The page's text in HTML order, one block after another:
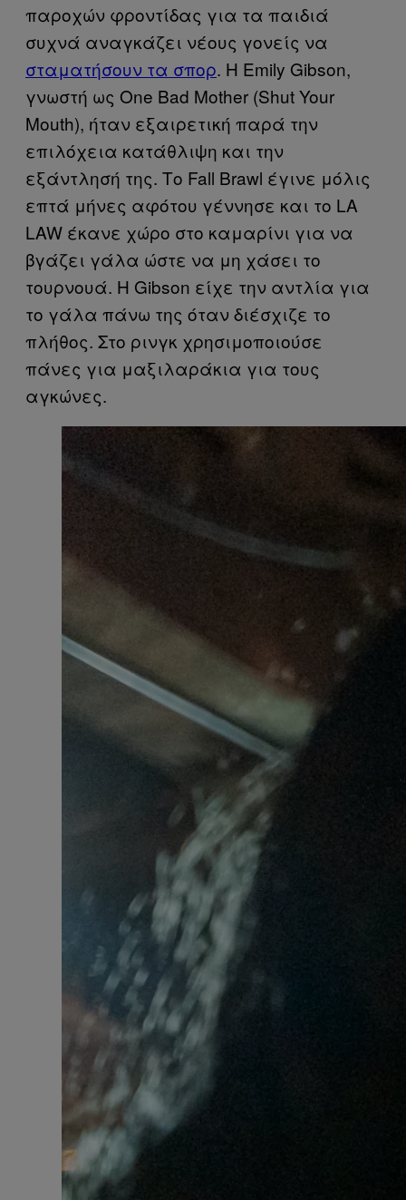
παροχών φροντίδας για τα παιδιά
συχνά αναγκάζει νέους γονείς να
σταματήσουν τα σπορ. Η Emily Gibson,
γνωστή ως One Bad Mother (Shut Your
Mouth), ήταν εξαιρετική παρά την
επιλόχεια κατάθλιψη και την
εξάντλησή της. Το Fall Brawl έγινε μόλις
επτά μήνες αφότου γέννησε και το LA
LAW έκανε χώρο στο καμαρίνι για να
βγάζει γάλα ώστε να μη χάσει το
τουρνουά. Η Gibson είχε την αντλία για
το γάλα πάνω της όταν διέσχιζε το
πλήθος. Στο ρινγκ χρησιμοποιούσε
πάνες για μαξιλαράκια για τους
αγκώνες.